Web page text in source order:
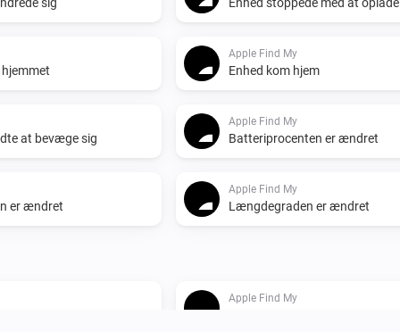
Apple Find My
Enhed kom hjem
at bevæge sig
Apple Find My
Batteriprocenten er ændret
er ændret
Apple Find My
Længdegraden er ændret
Apple Find My